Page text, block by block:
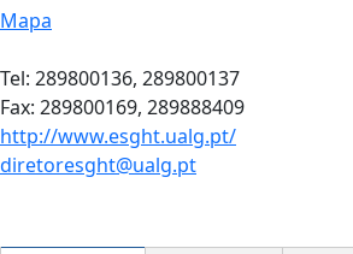
Mapa
Tel: 289800136, 289800137
Fax: 289800169, 289888409
http://www.esght.ualg.pt/
diretoresght@ualg.pt